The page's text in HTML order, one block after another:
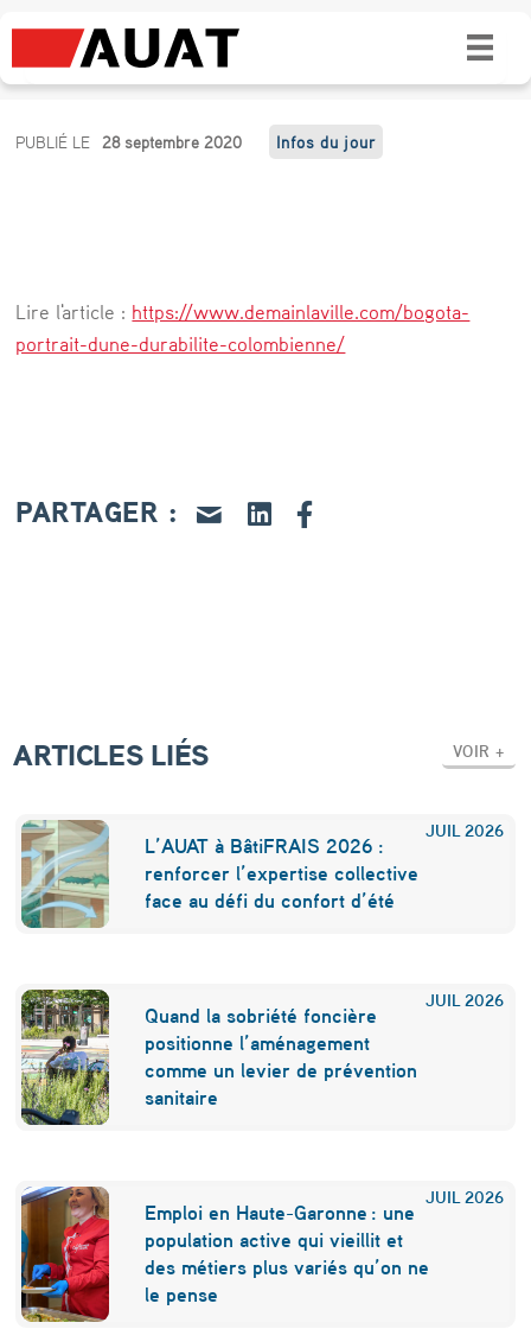
Bogotà, portrait d’une durabilité
colombienne
B
t
à
r
d
u
n
e
d
u
r
a
b
l
i
t
é
PUBLIÉ LE 28 septembre 2020 Infos du jour
Lire l'article : https://www.demainlaville.com/bogota-
portrait-dune-durabilite-colombienne/
PARTAGER :
ARTICLES LIÉS VOIR +
JUIL 2026
L’AUAT à BâtiFRAIS 2026 :
renforcer l’expertise collective
face au défi du confort d’été
JUIL 2026
Quand la sobriété foncière
positionne l’aménagement
comme un levier de prévention
sanitaire
JUIL 2026
Emploi en Haute-Garonne : une
population active qui vieillit et
des métiers plus variés qu’on ne
le pense